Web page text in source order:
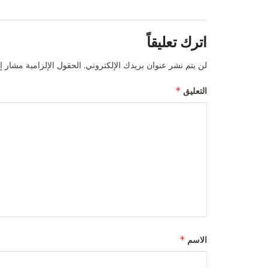
اترك تعليقاً
لن يتم نشر عنوان بريدك الإلكتروني. الحقول الإلزامية مشار
التعليق *
الاسم *